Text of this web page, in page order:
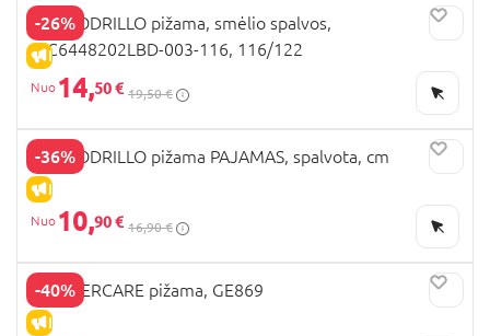
-26%
IŠPARDAVIMAS
COCCODRILLO pižama, smėlio spalvos,
WC6448202LBD-003-116, 116/122
14,50 € 19,50 €
-36%
IŠPARDAVIMAS
COCCODRILLO pižama PAJAMAS, spalvota, cm
10,90 € 16,90 €
-40%
IŠPARDAVIMAS
MOTHERCARE pižama, GE869